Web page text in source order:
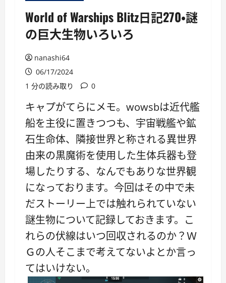
World of Warships Blitz日記270・謎
の巨大生物いろいろ
nanashi64
06/17/2024
1 分の読み取り
0
キャプがてらにメモ。wowsbは近代艦
船を主役に置きつつも、宇宙戦艦や鉱
石生命体、隣接世界と称される異世界
由来の黒魔術を使用した生体兵器も登
場したりする、なんでもありな世界観
になっております。今回はその中で未
だストーリー上では触れられていない
謎生物について記録しておきます。こ
れらの伏線はいつ回収されるのか？Ｗ
Ｇの人そこまで考えてないよとか言っ
てはいけない。